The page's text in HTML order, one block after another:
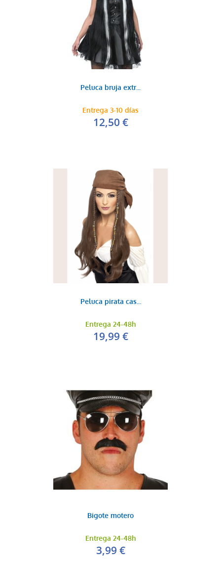
Peluca bruja extr...
Entrega 3-10 días
12,50 €
Peluca pirata cas...
Entrega 24-48h
19,99 €
Bigote motero
Entrega 24-48h
3,99 €